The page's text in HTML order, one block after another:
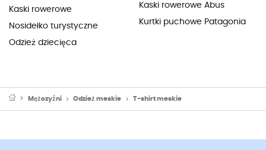
Kaski rowerowe
Nosidełko turystyczne
Odzież dziecięca
Kaski rowerowe Abus
Kurtki puchowe Patagonia
Mężczyźni Odzież meskie T-shirt meskie